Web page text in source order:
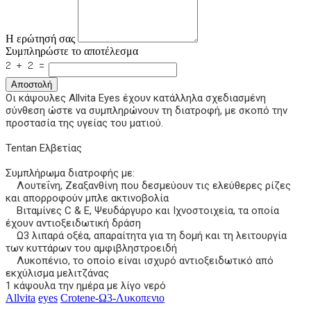
Η ερώτησή σας
Συμπληρώστε το αποτέλεσμα
Αποστολή
Οι κάψουλες Allvita Eyes έχουν κατάλληλα σχεδιασμένη
σύνθεση ώστε να συμπληρώνουν τη διατροφή, με σκοπό την
προστασία της υγείας του ματιού.
Tentan Ελβετίας
Συμπλήρωμα διατροφής με:
Λουτεΐνη, Ζεαξανθίνη που δεσμεύουν τις ελεύθερες ρίζες
και απορροφούν μπλε ακτινοβολία
Βιταμίνες C & E, Ψευδάργυρο και Ιχνοστοιχεία, τα οποία
έχουν αντιοξειδωτική δράση
Ω3 λιπαρά οξέα, απαραίτητα για τη δομή και τη λειτουργία
των κυττάρων του αμφιβληστροειδή
Λυκοπένιο, το οποίο είναι ισχυρό αντιοξειδωτικό από
εκχύλισμα μελιτζάνας
1 κάψουλα την ημέρα με λίγο νερό
Allvita eyes Crotene-Ω3-Λυκοπενιο